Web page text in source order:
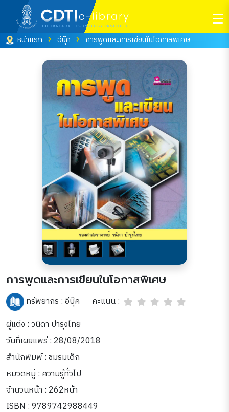
หน้าแรก อีบุ๊ค การพูดและการเขียนในโอกาสพิเศษ
การพูดและการเขียนในโอกาสพิเศษ
ทรัพยากร :อีบุ๊ค
คะแนน :
ผู้แต่ง : วนิดา บำรุงไทย
วันที่เผยแพร่ : 28/08/2018
สำนักพิมพ์ : ชมรมเด็ก
หมวดหมู่ : ความรู้ทั่วไป
จำนวนหน้า : 262หน้า
ISBN : 9789742988449